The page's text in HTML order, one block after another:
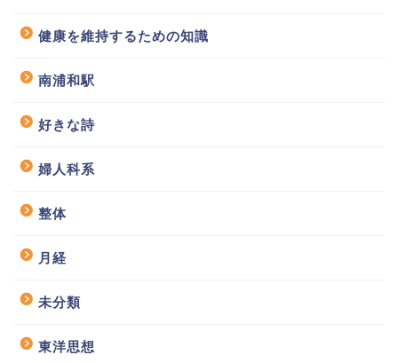
健康を維持するための知識
南浦和駅
好きな詩
婦人科系
整体
月経
未分類
東洋思想